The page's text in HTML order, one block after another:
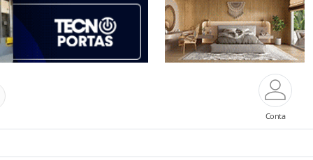
Conta